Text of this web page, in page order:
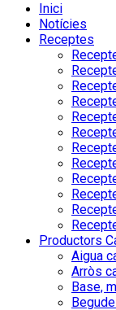
Inici
Notícies
Receptes
Productors
Aigua
Arròs
Base,